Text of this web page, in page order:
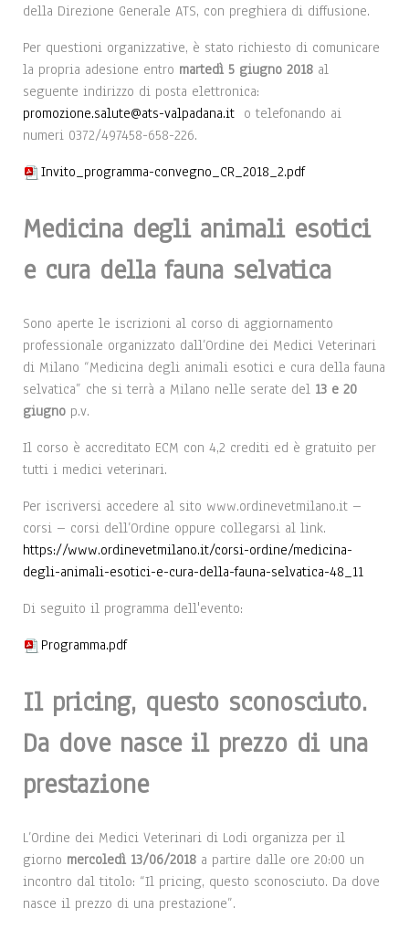
della Direzione Generale ATS, con preghiera di diffusione.
Per questioni organizzative, è stato richiesto di comunicare
la propria adesione entro martedì 5 giugno 2018 al
seguente indirizzo di posta elettronica:
promozione.salute@ats-valpadana.it o telefonando ai
numeri 0372/497458-658-226.
Invito_programma-convegno_CR_2018_2.pdf
Medicina degli animali esotici
e cura della fauna selvatica
Sono aperte le iscrizioni al corso di aggiornamento
professionale organizzato dall’Ordine dei Medici Veterinari
di Milano “Medicina degli animali esotici e cura della fauna
selvatica” che si terrà a Milano nelle serate del 13 e 20
giugno p.v.
Il corso è accreditato ECM con 4,2 crediti ed è gratuito per
tutti i medici veterinari.
Per iscriversi accedere al sito www.ordinevetmilano.it –
corsi – corsi dell’Ordine oppure collegarsi al link.
https://www.ordinevetmilano.it/corsi-ordine/medicina-
degli-animali-esotici-e-cura-della-fauna-selvatica-48_11
Di seguito il programma dell'evento:
Programma.pdf
Il pricing, questo sconosciuto.
Da dove nasce il prezzo di una
prestazione
L’Ordine dei Medici Veterinari di Lodi organizza per il
giorno mercoledì 13/06/2018 a partire dalle ore 20:00 un
incontro dal titolo: “Il pricing, questo sconosciuto. Da dove
nasce il prezzo di una prestazione”.